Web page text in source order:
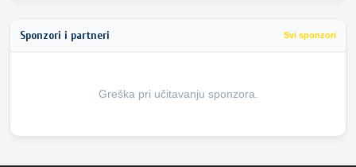
Sponzori i partneri Svi sponzori
Greška pri učitavanju sponzora.